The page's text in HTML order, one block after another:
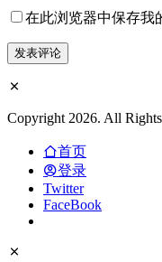
在此浏览器中保存我
Copyright 2026. All
首页
登录
Twitter
FaceBook